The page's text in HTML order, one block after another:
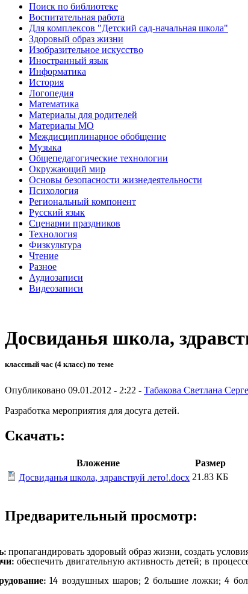
Поиск по библиотеке
Воспитательная работа
Для комплексов "Детский сад-начальная школа"
Здоровый образ жизни
Изобразительное искусство
Иностранный язык
Информатика
История
Логопедия
Математика
Материалы для родителей
Материалы МО
Междисциплинарное обобщение
Музыка
Общепедагогические технологии
Окружающий мир
Основы безопасности жизнедеятельности
Психология
Региональный компонент
Русский язык
Сценарии праздников
Технология
Физкультура
Чтение
Разное
Аудиозаписи
Видеозаписи
Досвиданья школа,
классный час (4 класс) по теме
Опубликовано 09.01.2012 - 2:22 - Табакова Светлана
Разработка мероприятия для досуга детей.
Скачать:
Вложение
Размер
Досвиданья школа, здравствуй лето!.docx 21.83 КБ
Предварительный просмотр:
пропагандировать здоровый образ жизни, создать
обеспечить двигательную активность детей; в
14 воздушных шаров; 2 большие ложки; 4